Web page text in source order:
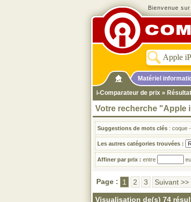
Bienvenue
Matériel
i-Comparateur de prix »
Votre recherche "Apple
Suggestions de mots clés : coque -
Les autres catégories trouvées :
Affiner par prix : entre
Page : 1 2 3 Suivant >>
Visualisation de(s) 74